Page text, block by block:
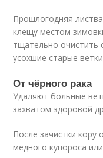
Прошлогодняя
клещу местом
тщательно очистить
усохшие старые
От чёрного рака
Удаляют больные
захватом здоровой
После зачистки кору
медного купороса